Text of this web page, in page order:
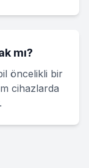
mı?
öncelikli bir
cihazlarda